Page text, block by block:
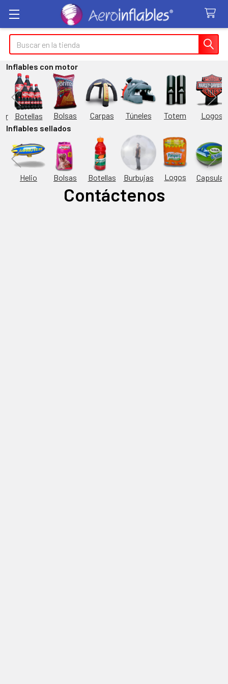
Buscar
Inflables con motor
Botellas Bolsas Carpas Túneles Totem
Logos
Inflables sellados
Helio Bolsas Botellas Burbujas Logos Capsulas
Contáctenos